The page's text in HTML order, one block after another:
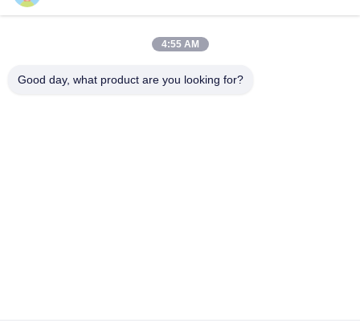
120V/240V ভোল্টেজ এয়ার কম্প্রেসার হেড 2 সিলিন্ডার এবং 0.8Mpa/115psi চাপ
4:55 AM
Good day, what product are you looking for?